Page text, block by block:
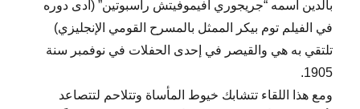
بالدين اسمه “جريجوري افيموفيتش راسبوتين” (أدى دوره
في الفيلم توم بيكر الممثل بالمسرح القومي الإنجليزي)
تلتقي به هي والقيصر في إحدى الحفلات في نوفمبر سنة
1905.
ومع هذا اللقاء تتشابك خيوط المأساة وتتلاحم لتتصاعد